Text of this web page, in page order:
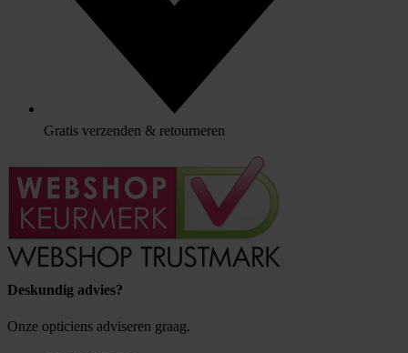
Gratis verzenden & retourneren
Deskundig advies?
Onze opticiens adviseren graag.